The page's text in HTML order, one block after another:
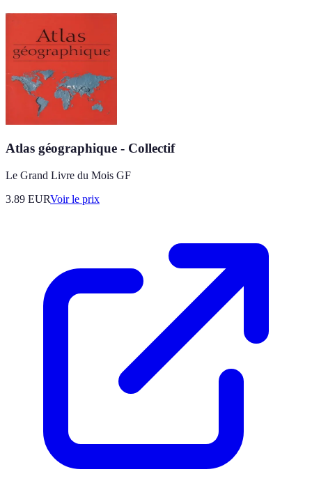
Atlas géographique - Collectif
Le Grand Livre du Mois GF
3.89 EURVoir le prix